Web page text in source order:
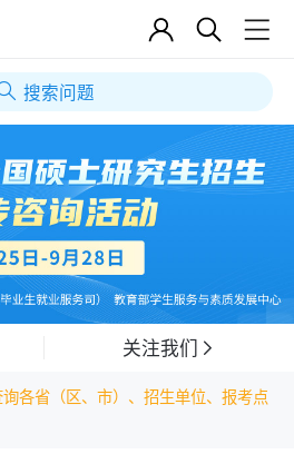
搜索问题
关注我们
各省（区、市）、招生单位、报考点